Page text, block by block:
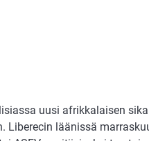
uusi afrikkalaisen
Liberecin läänissä